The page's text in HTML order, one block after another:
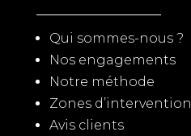
Qui sommes-nous ?
Nos engagements
Notre méthode
Zones d’intervention
Avis clients